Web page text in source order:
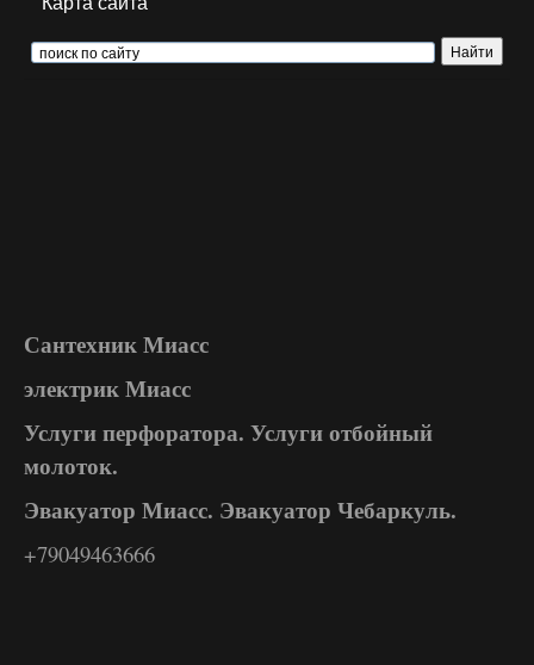
Сантехник Миасс
электрик Миасс
Услуги перфоратора. Услуги отбойный
молоток.
Эвакуатор Миасс. Эвакуатор Чебаркуль.
+79049463666